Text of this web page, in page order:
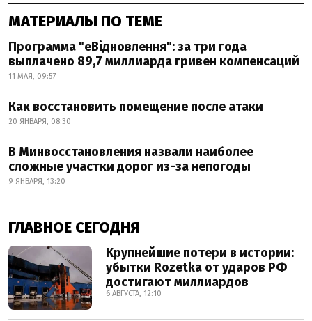
МАТЕРИАЛЫ ПО ТЕМЕ
Программа "еВідновлення": за три года
выплачено 89,7 миллиарда гривен компенсаций
11 МАЯ, 09:57
Как восстановить помещение после атаки
20 ЯНВАРЯ, 08:30
В Минвосстановления назвали наиболее
сложные участки дорог из-за непогоды
9 ЯНВАРЯ, 13:20
ГЛАВНОЕ СЕГОДНЯ
Крупнейшие потери в истории:
убытки Rozetka от ударов РФ
достигают миллиардов
6 АВГУСТА, 12:10